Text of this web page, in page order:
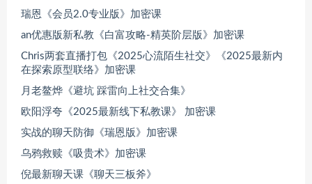
瑞恩《会员2.0专业版》加密课
an优惠版新私教《白富攻略-精英阶层版》加密课
Chris两套直播打包《2025心流陌生社交》《2025最新内
在探索原型联络》加密课
月老鳌烨《避坑 踩雷向上社交合集》
欧阳浮夸《2025最新线下私教课》 加密课
实战的聊天防御《瑞恩版》加密课
乌鸦救赎《吸贵术》加密课
倪最新聊天课《聊天三板斧》